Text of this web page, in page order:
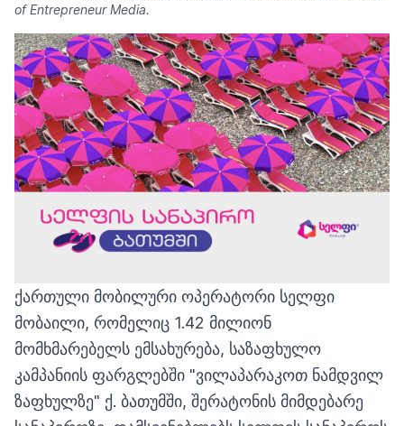
of Entrepreneur Media.
ქართული მობილური ოპერატორი სელფი
მობაილი, რომელიც 1.42 მილიონ
მომხმარებელს ემსახურება, საზაფხულო
კამპანიის ფარგლებში "ვილაპარაკოთ ნამდვილ
ზაფხულზე" ქ. ბათუმში, შერატონის მიმდებარე